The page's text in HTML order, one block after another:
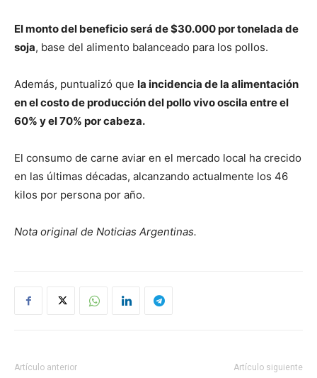
El monto del beneficio será de $30.000 por tonelada de
soja, base del alimento balanceado para los pollos.
Además, puntualizó que la incidencia de la alimentación
en el costo de producción del pollo vivo oscila entre el
60% y el 70% por cabeza.
El consumo de carne aviar en el mercado local ha crecido
en las últimas décadas, alcanzando actualmente los 46
kilos por persona por año.
Nota original de Noticias Argentinas.
Artículo anterior Artículo siguiente